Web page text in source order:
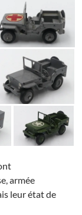
armée
leur état de